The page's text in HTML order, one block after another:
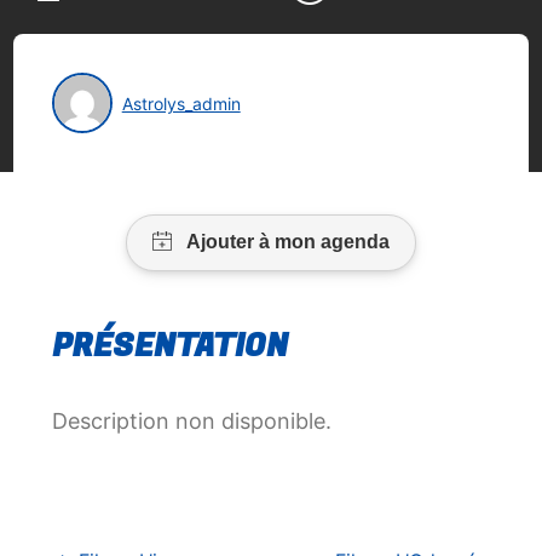
Astrolys_admin
PRÉSENTATION
Description non disponible.